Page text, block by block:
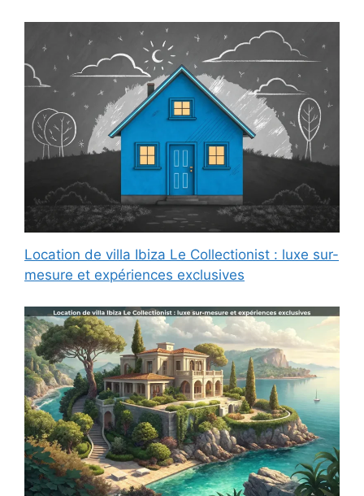
Location de villa Ibiza Le Collectionist : luxe sur-
mesure et expériences exclusives